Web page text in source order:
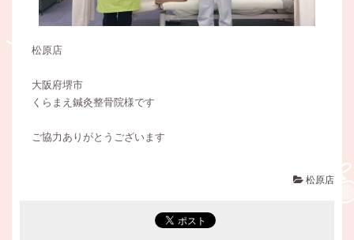
松原店
大阪府堺市
くらまえ鍼灸整骨院様です
ご協力ありがとうございます
松原店